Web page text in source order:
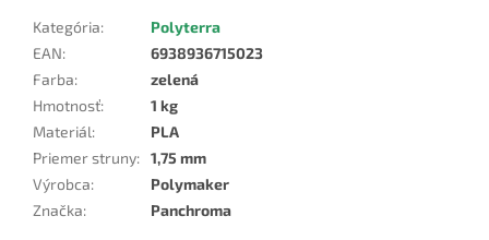
Kategória:
Polyterra
EAN:
6938936715023
Farba:
zelená
Hmotnosť:
1 kg
Materiál:
PLA
Priemer struny: 1,75 mm
Výrobca:
Polymaker
Značka: Panchroma